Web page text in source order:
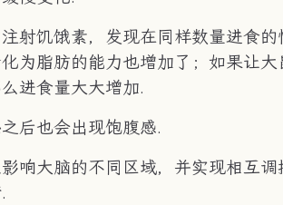
射饥饿素，发现在同样数量进食的
为脂肪的能力也增加了；如果让大
进食量大大增加.
后也会出现饱腹感.
响大脑的不同区域，并实现相互调